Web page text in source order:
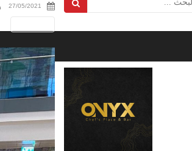
27/05/2021